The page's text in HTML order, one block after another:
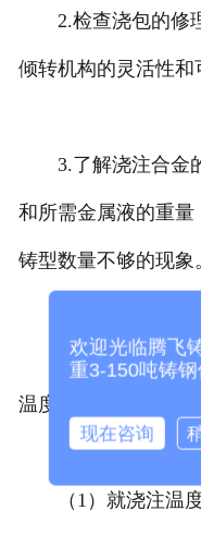
2.检查浇包的修理
倾转机构的灵活性和
3.了解浇注合金的
和所需金属液的重量
铸型数量不够的现象
为了获得合格的
温度、浇注速度，
（1）就浇注温度
欢迎光临腾飞
重3-150吨铸钢
现在咨询